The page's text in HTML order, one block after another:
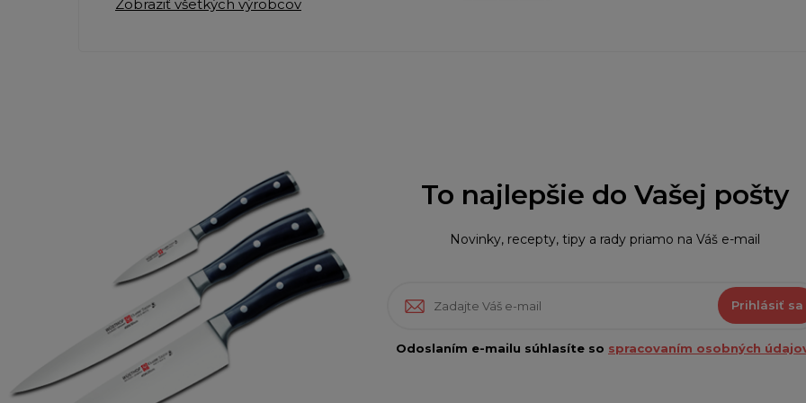
Zobraziť všetkých výrobcov
To najlepšie do Vašej pošty
Novinky, recepty, tipy a rady priamo na Váš e-mail
Prihlásiť sa
Odoslaním e-mailu súhlasíte so spracovaním osobných